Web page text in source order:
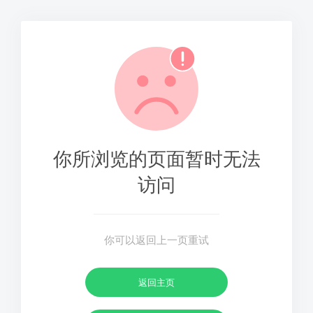
你所浏览的页面暂时无法
访问
你可以返回上一页重试
返回主页